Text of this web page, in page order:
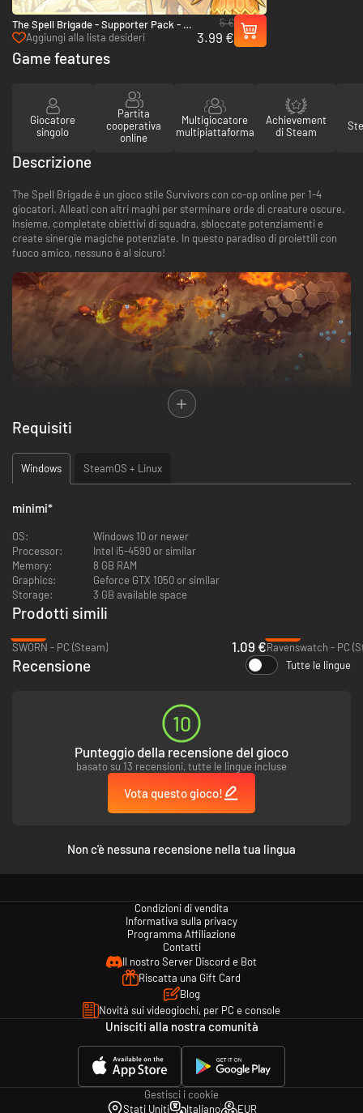
The Spell Brigade - Supporter Pack - PC
(Steam)
Aggiungi alla lista desideri
5 €
3.99 €
Game features
Giocatore
singolo
Partita
cooperativa
online
Multigiocatore
multipiattaforma
Achievement
di Steam
Descrizione
The Spell Brigade è un gioco stile Survivors con co-op online per 1-4
giocatori. Alleati con altri maghi per sterminare orde di creature oscure.
Insieme, completate obiettivi di squadra, sbloccate potenziamenti e
create sinergie magiche potenziate. In questo paradiso di proiettili con
fuoco amico, nessuno è al sicuro!
CO-OP DA 1-4 GIOCATORI
buon vecchio caos multigiocatore. Combatti contro migliaia di strani
PARADISO DI PROIETTILI CON FUOCO AMICO
inevitabilmente ci si intralcia a vicenda. Nessuna paura! Puoi sfruttare le
morti a tuo vantaggio e usare i gettoni di Resurrezione per (letteralmente)
far esplodere di nuovo in azione te e i tuoi compagni!
PADRONEGGIA I TUOI INCANTESIMI
Migliora, incrementa e infondi i tuoi incantesimi con diversi tipi di elementi
e potenziamenti. Combinali con i Sortilegi, le Missioni, le Reliquie e il
numero di maghi nella tua squadra, e il potenziale per un caos puro e
Requisiti
Windows SteamOS + Linux
minimi*
OS:
Windows 10 or newer
Processor:
Intel i5-4590 or similar
Memory:
8 GB RAM
Graphics:
Geforce GTX 1050 or similar
Storage:
3 GB available space
Prodotti simili
SWORN - PC (Steam)
1.09 €Ravenswatch - PC
Recensione Tutte le lingue
10
Punteggio della recensione del gioco
basato su 13 recensioni, tutte le lingue incluse
Vota questo gioco!
Non c'è nessuna recensione nella tua lingua
Condizioni di vendita
Informativa sulla privacy
Programma Affiliazione
Contatti
Il nostro Server Discord e Bot
Riscatta una Gift Card
Blog
Novità sui videogiochi, per PC e console
Unisciti alla nostra comunità
Gestisci i cookie
Stati Uniti
Italiano EUR